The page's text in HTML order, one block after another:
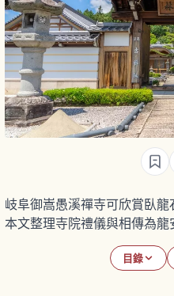
岐阜御嵩愚溪禪寺可欣賞臥
本文整理寺院禮儀與相傳為龍
目錄